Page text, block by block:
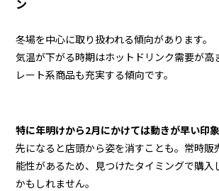
冬場を中心に取り扱われる傾向があります。
気温が下がる時期はホットドリンク需要が高
レート系商品も充実する傾向です。
特に年明けから2月にかけては動きが早い印
先になると店頭から姿を消すことも。常時販
能性があるため、見つけたタイミングで購入
かもしれません。